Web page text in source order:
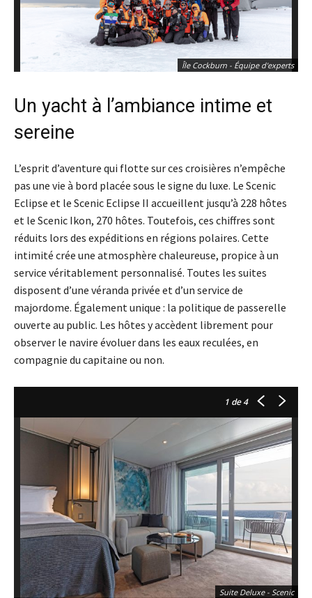
Île Cockburn - Équipe d'experts
Un yacht à l’ambiance intime et
sereine
L’esprit d’aventure qui flotte sur ces croisières n’empêche
pas une vie à bord placée sous le signe du luxe. Le Scenic
Eclipse et le Scenic Eclipse II accueillent jusqu’à 228 hôtes
et le Scenic Ikon, 270 hôtes. Toutefois, ces chiffres sont
réduits lors des expéditions en régions polaires. Cette
intimité crée une atmosphère chaleureuse, propice à un
service véritablement personnalisé. Toutes les suites
disposent d’une véranda privée et d’un service de
majordome. Également unique : la politique de passerelle
ouverte au public. Les hôtes y accèdent librement pour
observer le navire évoluer dans les eaux reculées, en
compagnie du capitaine ou non.
1 de 4
Suite Deluxe - Scenic